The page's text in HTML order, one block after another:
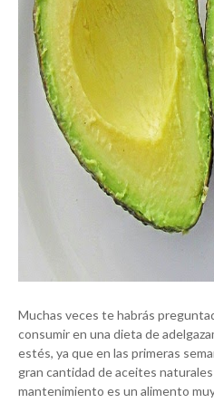
Muchas veces te habrás
consumir en una dieta de
estés, ya que en las primeras
gran cantidad de aceites
mantenimiento es un alimento